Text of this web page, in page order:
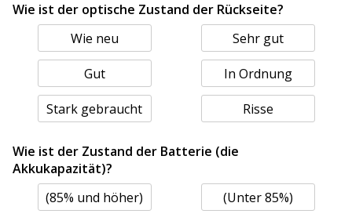
Wie ist der optische Zustand der Rückseite?
Wie neu
Sehr gut
Gut In Ordnung
Stark gebraucht Risse
Wie ist der Zustand der Batterie (die
Akkukapazität)?
(85% und höher)
(Unter 85%)